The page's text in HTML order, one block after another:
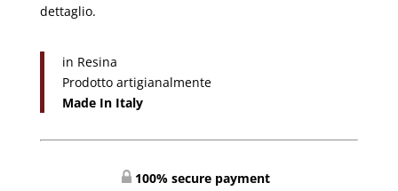
dettaglio.
in Resina
Prodotto artigianalmente
Made In Italy
100% secure payment